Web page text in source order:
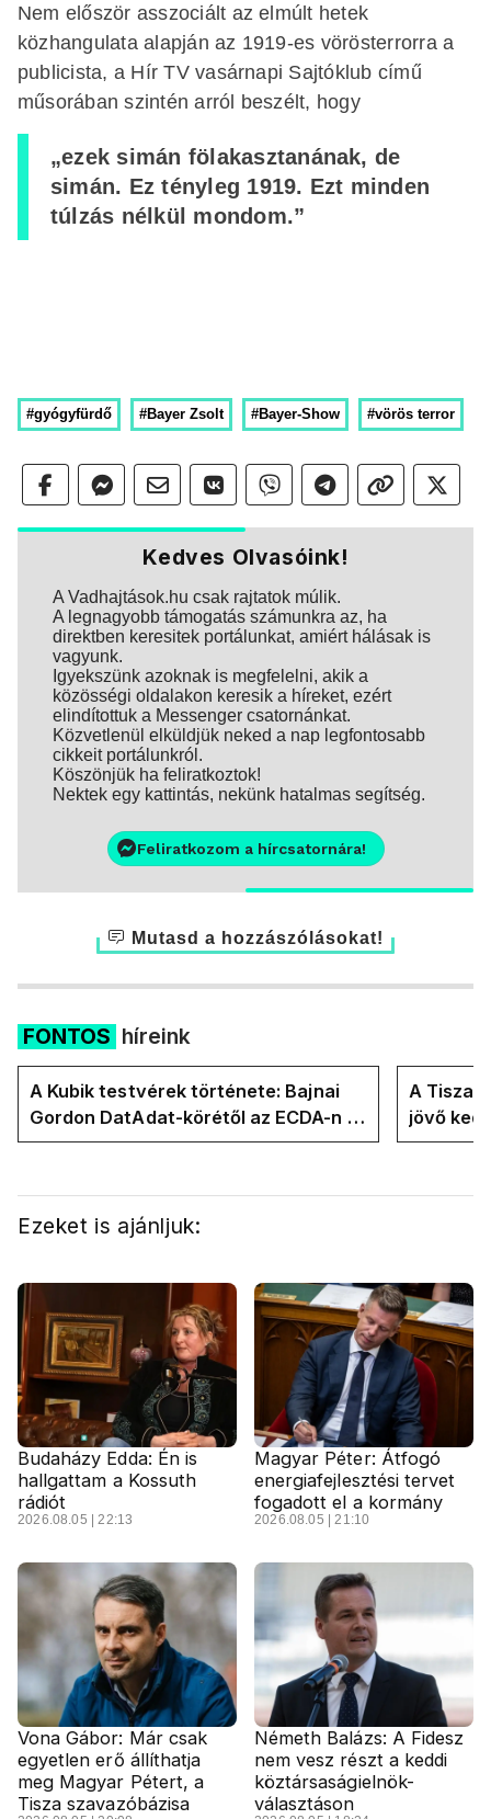
Nem először asszociált az elmúlt hetek
közhangulata alapján az 1919-es vörösterrorra a
publicista, a Hír TV vasárnapi Sajtóklub című
műsorában szintén arról beszélt, hogy
„ezek simán fölakasztanának, de
simán. Ez tényleg 1919. Ezt minden
túlzás nélkül mondom.”
#gyógyfürdő #Bayer Zsolt #Bayer-Show #vörös terror
Kedves Olvasóink!
A Vadhajtások.hu csak rajtatok múlik.
A legnagyobb támogatás számunkra az, ha
direktben keresitek portálunkat, amiért hálásak is
vagyunk.
Igyekszünk azoknak is megfelelni, akik a
közösségi oldalakon keresik a híreket, ezért
elindítottuk a Messenger csatornánkat.
Közvetlenül elküldjük neked a nap legfontosabb
cikkeit portálunkról.
Köszönjük ha feliratkoztok!
Nektek egy kattintás, nekünk hatalmas segítség.
Feliratkozom a hírcsatornára!
Mutasd a hozzászólásokat!
FONTOS híreink
A Kubik testvérek története: Bajnai
Gordon DatAdat-körétől az ECDA-n át
Magyar Péter közvetlen stábjáig
A Tisza-
jövő
Ezeket is ajánljuk:
Budaházy Edda: Én is
hallgattam a Kossuth
rádiót
2026.08.05 | 22:13
Magyar Péter: Átfogó
energiafejlesztési tervet
fogadott el a kormány
2026.08.05 | 21:10
Vona Gábor: Már csak
egyetlen erő állíthatja
meg Magyar Pétert, a
Tisza szavazóbázisa
Németh Balázs: A Fidesz
nem vesz részt a keddi
köztársaságielnök-
választáson